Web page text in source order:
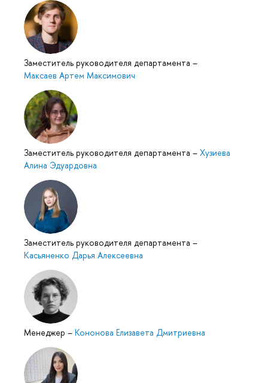
Заместитель руководителя департамента –
Максаев Артем Максимович
Заместитель руководителя департамента – Хузиева
Алина Эдуардовна
Заместитель руководителя департамента –
Касьяненко Дарья Алексеевна
Менеджер – Кононова Елизавета Дмитриевна